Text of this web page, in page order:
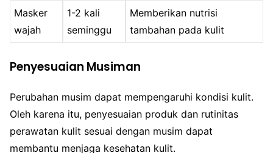
Masker
wajah
1-2 kali
seminggu
Memberikan nutrisi
tambahan pada kulit
Penyesuaian Musiman
Perubahan musim dapat mempengaruhi kondisi kulit.
Oleh karena itu, penyesuaian produk dan rutinitas
perawatan kulit sesuai dengan musim dapat
membantu menjaga kesehatan kulit.